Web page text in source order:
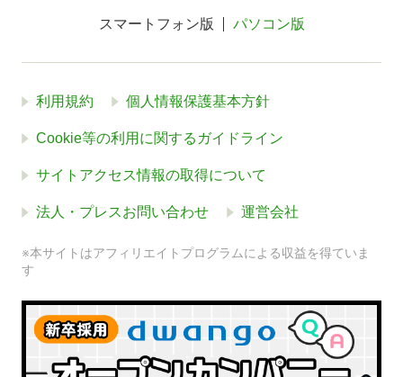
スマートフォン版 パソコン版
利用規約 個人情報保護基本方針
Cookie等の利用に関するガイドライン
サイトアクセス情報の取得について
法人・プレスお問い合わせ 運営会社
※本サイトはアフィリエイトプログラムによる収益を得ていま
す